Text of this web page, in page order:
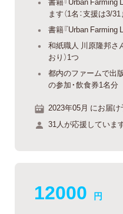
ます（1名：支援は3/31
書籍『Urban Farming
和紙職人 川原隆邦さ
おり）1つ
都内のファームで出
の参加・飲食券1名分
2023年05月 にお届け
31人が応援しています
12000 円